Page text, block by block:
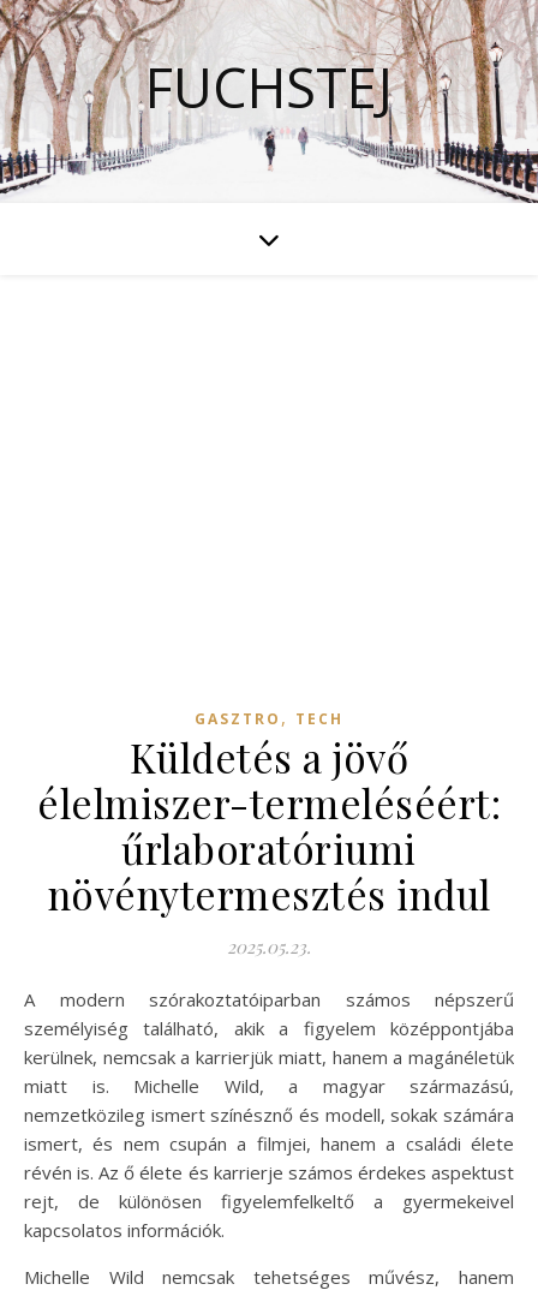
FUCHSTEJ
GASZTRO , TECH
Küldetés a jövő
élelmiszer-termeléséért:
űrlaboratóriumi
növénytermesztés indul
2025.05.23.
A modern szórakoztatóiparban számos népszerű
személyiség található, akik a figyelem középpontjába
kerülnek, nemcsak a karrierjük miatt, hanem a magánéletük
miatt is. Michelle Wild, a magyar származású,
nemzetközileg ismert színésznő és modell, sokak számára
ismert, és nem csupán a filmjei, hanem a családi élete
révén is. Az ő élete és karrierje számos érdekes aspektust
rejt, de különösen figyelemfelkeltő a gyermekeivel
kapcsolatos információk.
Michelle Wild nemcsak tehetséges művész, hanem